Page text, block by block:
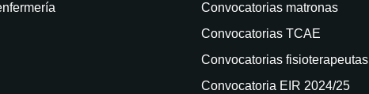
Convocatorias matronas
Convocatorias TCAE
Convocatorias fisioterapeutas
Convocatoria EIR 2024/25